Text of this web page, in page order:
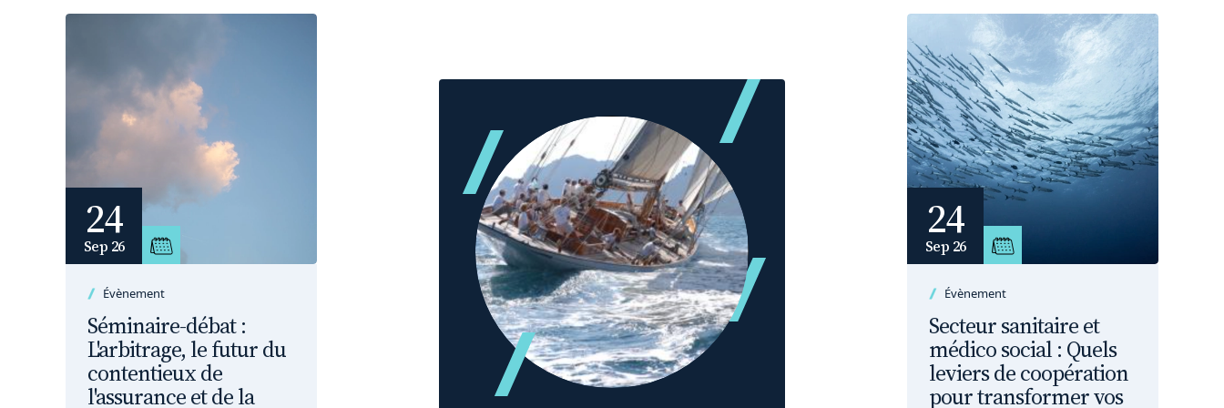
24
Sep 26
Évènement
Séminaire-débat :
L'arbitrage, le futur du
contentieux de
l'assurance et de la
24
Sep 26
Évènement
Secteur sanitaire et
médico social : Quels
leviers de coopération
pour transformer vos